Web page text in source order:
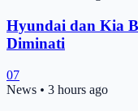
Hyundai dan Kia
Diminati
07
News • 3 hours ago